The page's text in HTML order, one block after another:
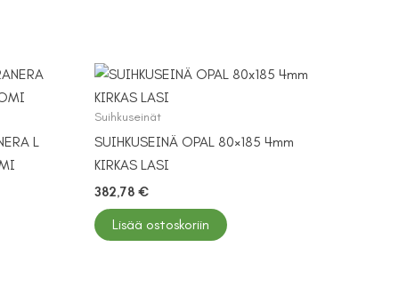
L
Suihkuseinät
SUIHKUSEINÄ OPAL 80×185 4mm
KIRKAS LASI
382,78 €
Lisää ostoskoriin